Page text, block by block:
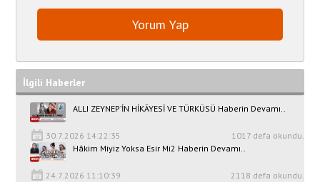
İlgili Haberler
ALLI ZEYNEP’İN HİKÂYESİ VE TÜRKÜSÜ Haberin Devamı..
30.7.2026 14:22:35
1017 defa okundu.
Hâkim Miyiz Yoksa Esir Mi2 Haberin Devamı..
24.7.2026 11:10:39
2118 defa okundu.